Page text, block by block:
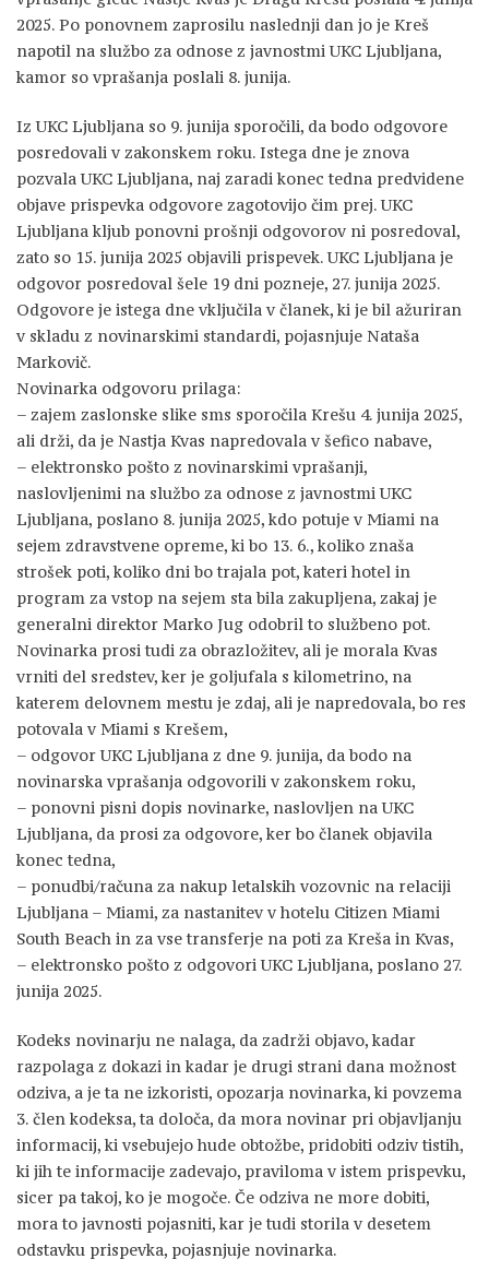
2025. Po ponovnem zaprosilu naslednji dan jo je Kreš
napotil na službo za odnose z javnostmi UKC Ljubljana,
kamor so vprašanja poslali 8. junija.
Iz UKC Ljubljana so 9. junija sporočili, da bodo odgovore
posredovali v zakonskem roku. Istega dne je znova
pozvala UKC Ljubljana, naj zaradi konec tedna predvidene
objave prispevka odgovore zagotovijo čim prej. UKC
Ljubljana kljub ponovni prošnji odgovorov ni posredoval,
zato so 15. junija 2025 objavili prispevek. UKC Ljubljana je
odgovor posredoval šele 19 dni pozneje, 27. junija 2025.
Odgovore je istega dne vključila v članek, ki je bil ažuriran
v skladu z novinarskimi standardi, pojasnjuje Nataša
Markovič.
Novinarka odgovoru prilaga:
– zajem zaslonske slike sms sporočila Krešu 4. junija 2025,
ali drži, da je Nastja Kvas napredovala v šefico nabave,
– elektronsko pošto z novinarskimi vprašanji,
naslovljenimi na službo za odnose z javnostmi UKC
Ljubljana, poslano 8. junija 2025, kdo potuje v Miami na
sejem zdravstvene opreme, ki bo 13. 6., koliko znaša
strošek poti, koliko dni bo trajala pot, kateri hotel in
program za vstop na sejem sta bila zakupljena, zakaj je
generalni direktor Marko Jug odobril to službeno pot.
Novinarka prosi tudi za obrazložitev, ali je morala Kvas
vrniti del sredstev, ker je goljufala s kilometrino, na
katerem delovnem mestu je zdaj, ali je napredovala, bo res
potovala v Miami s Krešem,
– odgovor UKC Ljubljana z dne 9. junija, da bodo na
novinarska vprašanja odgovorili v zakonskem roku,
– ponovni pisni dopis novinarke, naslovljen na UKC
Ljubljana, da prosi za odgovore, ker bo članek objavila
konec tedna,
– ponudbi/računa za nakup letalskih vozovnic na relaciji
Ljubljana – Miami, za nastanitev v hotelu Citizen Miami
South Beach in za vse transferje na poti za Kreša in Kvas,
– elektronsko pošto z odgovori UKC Ljubljana, poslano 27.
junija 2025.
Kodeks novinarju ne nalaga, da zadrži objavo, kadar
razpolaga z dokazi in kadar je drugi strani dana možnost
odziva, a je ta ne izkoristi, opozarja novinarka, ki povzema
3. člen kodeksa, ta določa, da mora novinar pri objavljanju
informacij, ki vsebujejo hude obtožbe, pridobiti odziv tistih,
ki jih te informacije zadevajo, praviloma v istem prispevku,
sicer pa takoj, ko je mogoče. Če odziva ne more dobiti,
mora to javnosti pojasniti, kar je tudi storila v desetem
odstavku prispevka, pojasnjuje novinarka.